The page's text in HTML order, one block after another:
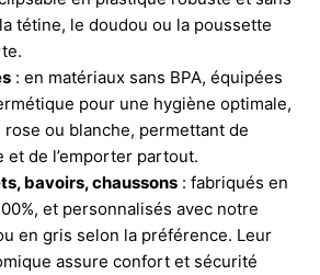
tétine, le doudou ou la poussette
: en matériaux sans BPA, équipées
pour une hygiène optimale,
ou blanche, permettant de
de l’emporter partout.
bavoirs, chaussons : fabriqués en
et personnalisés avec notre
en gris selon la préférence. Leur
assure confort et sécurité